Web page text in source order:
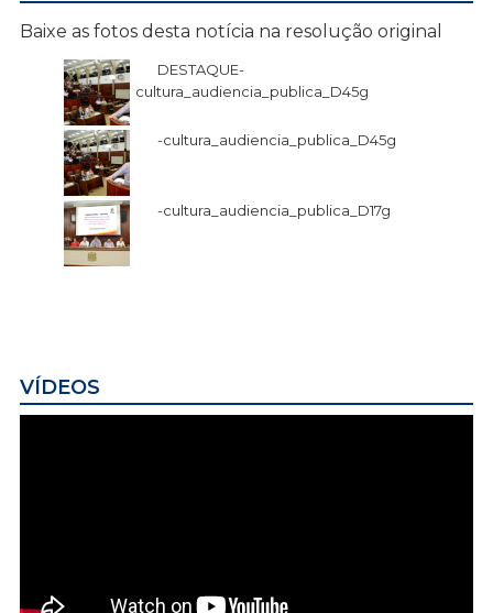
Baixe as fotos desta notícia na resolução original
DESTAQUE-
cultura_audiencia_publica_D45g
-cultura_audiencia_publica_D45g
-cultura_audiencia_publica_D17g
VÍDEOS